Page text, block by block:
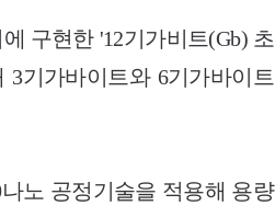
구현한 '12기가비트(Gb) 초
기가바이트와 6기가바이트
노 공정기술을 적용해 용량